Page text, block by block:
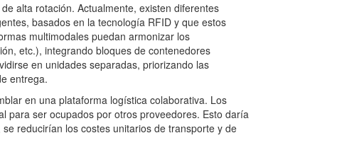
alta rotación. Actualmente, existen diferentes
basados en la tecnología RFID y que estos
multimodales puedan armonizar los
etc.), integrando bloques de contenedores
en unidades separadas, priorizando las
entrega.
en una plataforma logística colaborativa. Los
para ser ocupados por otros proveedores. Esto daría
reducirían los costes unitarios de transporte y de